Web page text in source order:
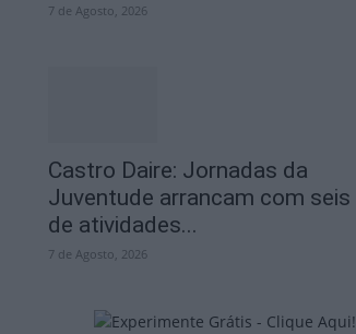
7 de Agosto, 2026
Castro Daire: Jornadas da
Juventude arrancam com seis
de atividades...
7 de Agosto, 2026